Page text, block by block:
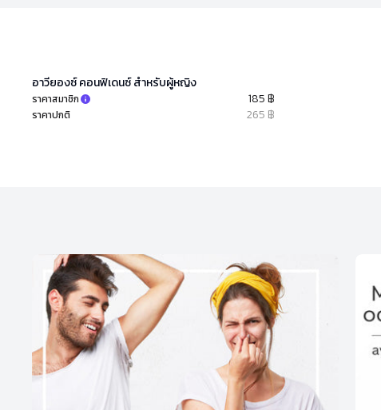
อาวียองซ์ คอนฟิเดนซ์ สำหรับผู้หญิง
ราคาสมาชิก 185 ฿
ราคาปกติ 265 ฿